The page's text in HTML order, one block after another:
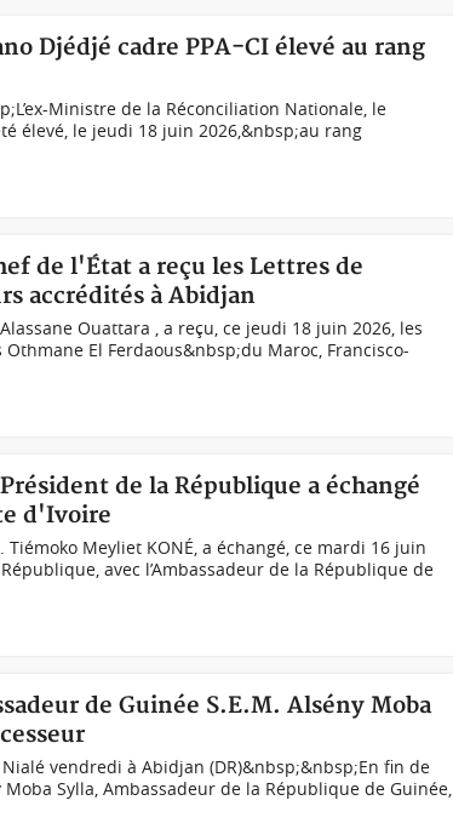
Djédjé cadre PPA-CI élevé au rang
Ministre de la Réconciliation Nationale, le
élevé, le jeudi 18 juin 2026,&nbsp;au rang
de l'État a reçu les Lettres de
accrédités à Abidjan
Ouattara , a reçu, ce jeudi 18 juin 2026, les
El Ferdaous&nbsp;du Maroc, Francisco-
de la République a échangé
d'Ivoire
Meyliet KONÉ, a échangé, ce mardi 16 juin
avec l’Ambassadeur de la République de
de Guinée S.E.M. Alsény Moba
vendredi à Abidjan (DR)&nbsp;&nbsp;En fin de
Moba Sylla, Ambassadeur de la République de Guinée,